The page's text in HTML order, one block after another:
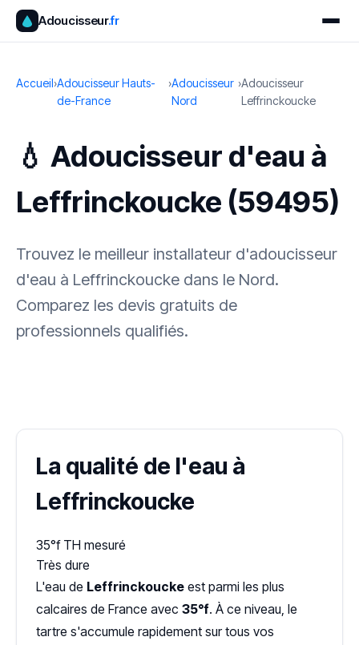
Adoucisseur.fr
Accueil›Adoucisseur Hauts-
de-France
›Adoucisseur
Nord
›Adoucisseur
Leffrinckoucke
💧 Adoucisseur d'eau à
Leffrinckoucke (59495)
Trouvez le meilleur installateur d'adoucisseur
d'eau à Leffrinckoucke dans le Nord.
Comparez les devis gratuits de
professionnels qualifiés.
La qualité de l'eau à
Leffrinckoucke
35°f TH mesuré
Très dure
L'eau de Leffrinckoucke est parmi les plus
calcaires de France avec 35°f. À ce niveau, le
tartre s'accumule rapidement sur tous vos